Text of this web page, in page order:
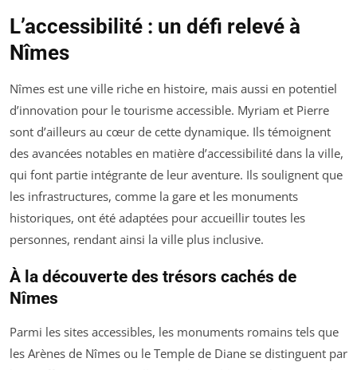
L’accessibilité : un défi relevé à
Nîmes
Nîmes est une ville riche en histoire, mais aussi en potentiel
d’innovation pour le tourisme accessible. Myriam et Pierre
sont d’ailleurs au cœur de cette dynamique. Ils témoignent
des avancées notables en matière d’accessibilité dans la ville,
qui font partie intégrante de leur aventure. Ils soulignent que
les infrastructures, comme la gare et les monuments
historiques, ont été adaptées pour accueillir toutes les
personnes, rendant ainsi la ville plus inclusive.
À la découverte des trésors cachés de
Nîmes
Parmi les sites accessibles, les monuments romains tels que
les Arènes de Nîmes ou le Temple de Diane se distinguent par